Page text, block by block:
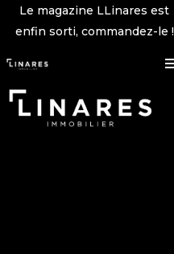
Le magazine LLinares est
enfin sorti, commandez-le !